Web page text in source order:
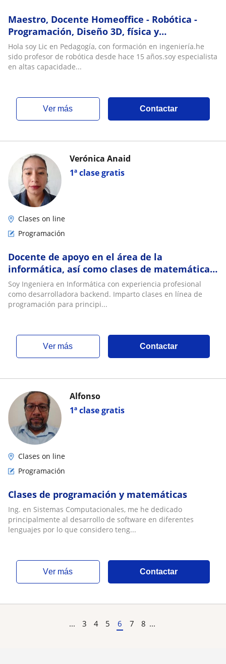
Maestro, Docente Homeoffice - Robótica -
Programación, Diseño 3D, física y
matemáticas
Hola soy Lic en Pedagogía, con formación en ingeniería.he
sido profesor de robótica desde hace 15 años.soy especialista
en altas capacidade...
ver más Contactar
1ª clase gratis
Verónica Anaid
Clases on line
Programación
Docente de apoyo en el área de la
informática, así como clases de matemáticas
y programación
Soy Ingeniera en Informática con experiencia profesional
como desarrolladora backend. Imparto clases en línea de
programación para principi...
ver más Contactar
1ª clase gratis
Alfonso
Clases on line
Programación
Clases de programación y matemáticas
Ing. en Sistemas Computacionales, me he dedicado
principalmente al desarrollo de software en diferentes
lenguajes por lo que considero teng...
ver más Contactar
... 3 4 5 6 7 8 ...